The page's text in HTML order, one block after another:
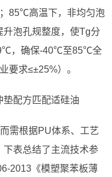
85℃高温下，非均匀泡
泡孔规整度，使Tg分
，确保-40℃至85℃全
要求≤±25%）。
垫配方匹配适硅油
需根据PU体系、工艺
表总结了主流技术参
2013《模塑聚苯板薄